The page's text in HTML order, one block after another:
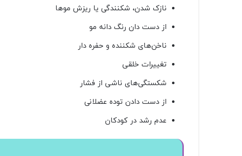
نازک شدن، شکنندگی یا ریزش موها
از دست دان رنگ دانه مو
ناخن‌های شکننده و حفره دار
تغییرات خلقی
شکستگی‌های ناشی از فشار
از دست دادن توده عضلانی
عدم رشد در کودکان